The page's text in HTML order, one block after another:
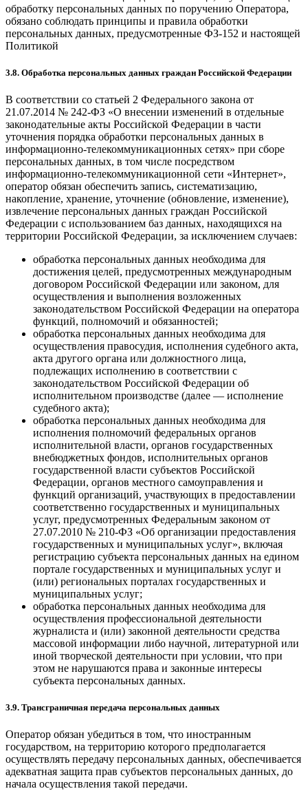
обработку персональных данных по поручению Оператора,
обязано соблюдать принципы и правила обработки
персональных данных, предусмотренные ФЗ-152 и настоящей
Политикой
3.8. Обработка персональных данных граждан Российской Федерации
В соответствии со статьей 2 Федерального закона от
21.07.2014 № 242-ФЗ «О внесении изменений в отдельные
законодательные акты Российской Федерации в части
уточнения порядка обработки персональных данных в
информационно-телекоммуникационных сетях» при сборе
персональных данных, в том числе посредством
информационно-телекоммуникационной сети «Интернет»,
оператор обязан обеспечить запись, систематизацию,
накопление, хранение, уточнение (обновление, изменение),
извлечение персональных данных граждан Российской
Федерации с использованием баз данных, находящихся на
территории Российской Федерации, за исключением случаев:
обработка персональных данных необходима для
достижения целей, предусмотренных международным
договором Российской Федерации или законом, для
осуществления и выполнения возложенных
законодательством Российской Федерации на оператора
функций, полномочий и обязанностей;
обработка персональных данных необходима для
осуществления правосудия, исполнения судебного акта,
акта другого органа или должностного лица,
подлежащих исполнению в соответствии с
законодательством Российской Федерации об
исполнительном производстве (далее — исполнение
судебного акта);
обработка персональных данных необходима для
исполнения полномочий федеральных органов
исполнительной власти, органов государственных
внебюджетных фондов, исполнительных органов
государственной власти субъектов Российской
Федерации, органов местного самоуправления и
функций организаций, участвующих в предоставлении
соответственно государственных и муниципальных
услуг, предусмотренных Федеральным законом от
27.07.2010 № 210-ФЗ «Об организации предоставления
государственных и муниципальных услуг», включая
регистрацию субъекта персональных данных на едином
портале государственных и муниципальных услуг и
(или) региональных порталах государственных и
муниципальных услуг;
обработка персональных данных необходима для
осуществления профессиональной деятельности
журналиста и (или) законной деятельности средства
массовой информации либо научной, литературной или
иной творческой деятельности при условии, что при
этом не нарушаются права и законные интересы
субъекта персональных данных.
3.9. Трансграничная передача персональных данных
Оператор обязан убедиться в том, что иностранным
государством, на территорию которого предполагается
осуществлять передачу персональных данных, обеспечивается
адекватная защита прав субъектов персональных данных, до
начала осуществления такой передачи.